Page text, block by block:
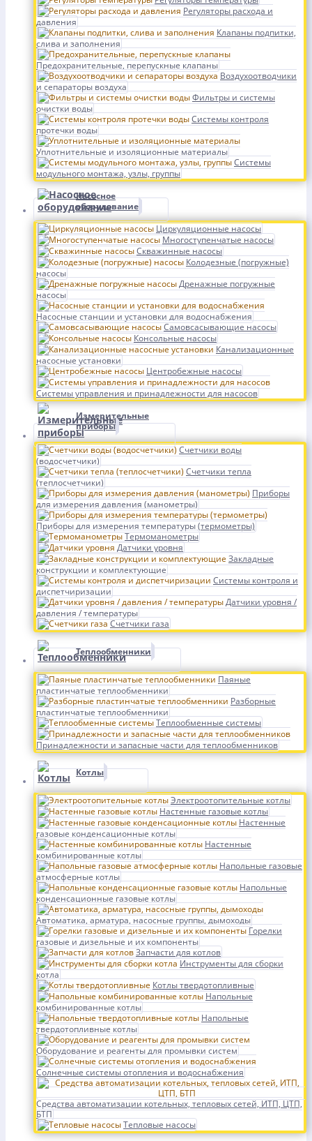
Регуляторы расхода и
давления
Клапаны подпитки,
слива и заполнения
Предохранительные, перепускные клапаны
Воздухоотводчики
и сепараторы воздуха
Фильтры и системы
очистки воды
Системы контроля
протечки воды
Уплотнительные и изоляционные материалы
Системы
модульного монтажа, узлы, группы
Насосное
оборудование
Циркуляционные насосы
Многоступенчатые насосы
Скважинные насосы
Колодезные (погружные)
насосы
Дренажные погружные
насосы
Насосные станции и установки для водоснабжения
Самовсасывающие насосы
Консольные насосы
Канализационные
насосные установки
Центробежные насосы
Системы управления и принадлежности для насосов
Измерительные
приборы
Счетчики воды
(водосчетчики)
Счетчики тепла
(теплосчетчики)
Приборы
для измерения давления (манометры)
Приборы для измерения температуры (термометры)
Термоманометры
Датчики уровня
Закладные
конструкции и комплектующие
Системы контроля и
диспетчиризации
Датчики уровня /
давления / температуры
Счетчики газа
Теплообменники
Паяные
пластинчатые теплообменники
Разборные
пластинчатые теплообменники
Теплообменные системы
Принадлежности и запасные части для теплообменников
Котлы
Электроотопительные котлы
Настенные газовые котлы
Настенные
газовые конденсационные котлы
Настенные
комбинированные котлы
Напольные газовые
атмосферные котлы
Напольные
конденсационные газовые котлы
Автоматика, арматура, насосные группы, дымоходы
Горелки
газовые и дизельные и их компоненты
Запчасти для котлов
Инструменты для сборки
котла
Котлы твердотопливные
Напольные
комбинированные котлы
Напольные
твердотопливные котлы
Оборудование и реагенты для промывки систем
Солнечные системы отопления и водоснабжения
Средства автоматизации котельных, тепловых сетей, ИТП, ЦТП,
БТП
Тепловые насосы